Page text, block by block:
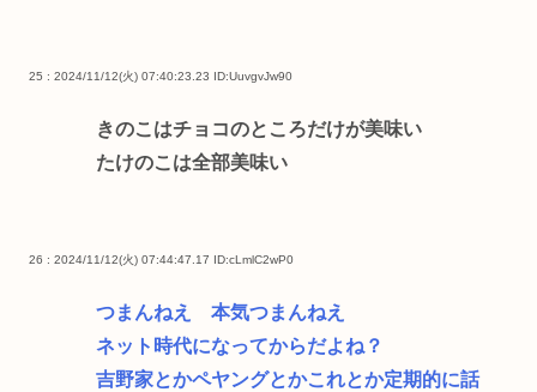
25 : 2024/11/12(火) 07:40:23.23 ID:UuvgvJw90
きのこはチョコのところだけが美味い
たけのこは全部美味い
26 : 2024/11/12(火) 07:44:47.17 ID:cLmlC2wP0
つまんねえ 本気つまんねえ
ネット時代になってからだよね？
吉野家とかペヤングとかこれとか定期的に話